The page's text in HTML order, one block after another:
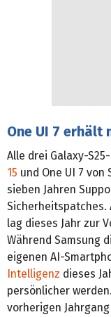
One UI 7 erhält
Alle drei Galaxy-
15 und One UI 7 von
sieben Jahren
Sicherheitspatches.
lag dieses Jahr zur
Während Samsung
eigenen AI-
Intelligenz dieses
persönlicher
vorherigen